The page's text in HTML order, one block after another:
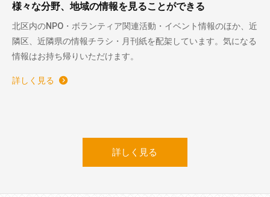
様々な分野、地域の情報を見ることができる
北区内のNPO・ボランティア関連活動・イベント情報のほか、近
隣区、近隣県の情報チラシ・月刊紙を配架しています。気になる
情報はお持ち帰りいただけます。
詳しく見る
詳しく見る